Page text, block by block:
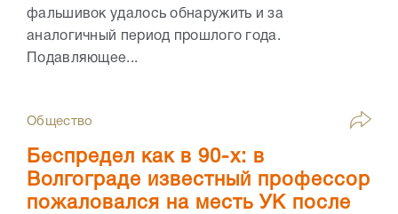
фальшивок удалось обнаружить и за
аналогичный период прошлого года.
Подавляющее...
Общество
Беспредел как в 90-х: в
Волгограде известный профессор
пожаловался на месть УК после